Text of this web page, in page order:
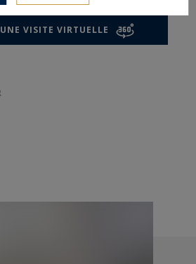
VISITE VIRTUELLE